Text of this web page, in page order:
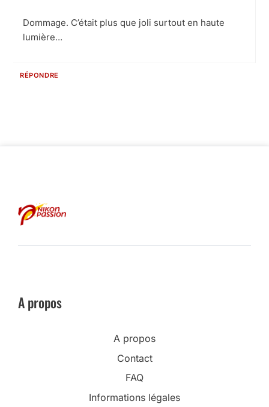
Dommage. C’était plus que joli surtout en haute
lumière…
RÉPONDRE
A propos
A propos
Contact
FAQ
Informations légales